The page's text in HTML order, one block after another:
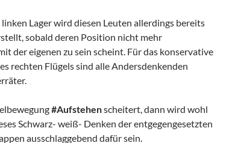
Lager wird diesen Leuten allerdings bereits
sobald deren Position nicht mehr
der eigenen zu sein scheint. Für das konservative
rechten Flügels sind alle Andersdenkenden
#Aufstehenscheitert, dann wird wohl
Schwarz- weiß- Denken der entgegengesetzten
ausschlaggebend dafür sein.